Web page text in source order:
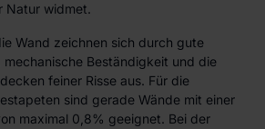
Natur widmet.
Wand zeichnen sich durch gute
Beständigkeit und die
feiner Risse aus. Für die
sind gerade Wände mit einer
maximal 0,8% geeignet. Bei der